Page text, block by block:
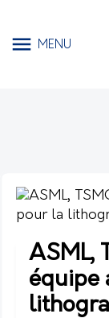
MENU
ASML,
équipe